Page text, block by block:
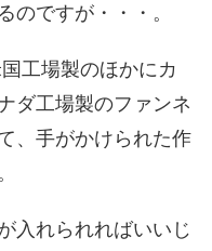
のですが・・・。
工場製のほかにカ
ダ工場製のファンネ
、手がかけられた作
入れられればいいじ